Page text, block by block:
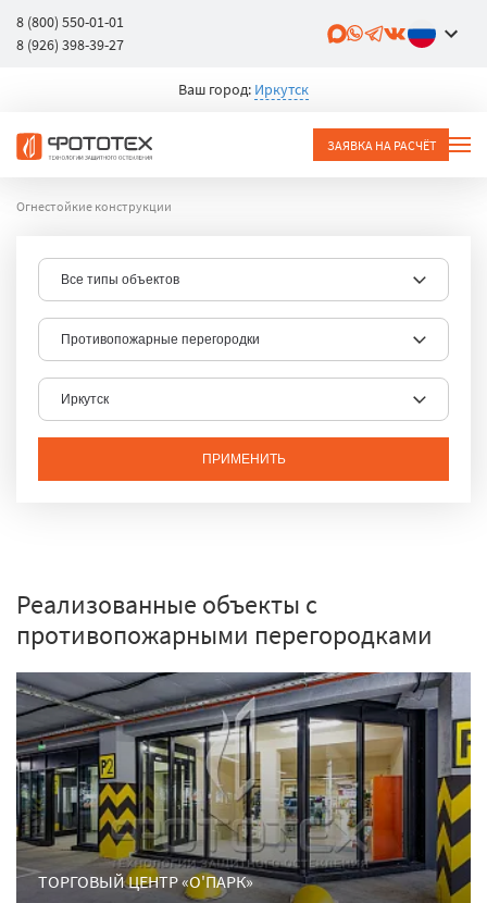
8 (800) 550-01-01
8 (926) 398-39-27
Ваш город: Иркутск
ЗАЯВКА НА РАСЧЁТ
Огнестойкие конструкции
ПРИМЕНИТЬ
Реализованные объекты с
противопожарными перегородками
ТОРГОВЫЙ ЦЕНТР «О'ПАРК»